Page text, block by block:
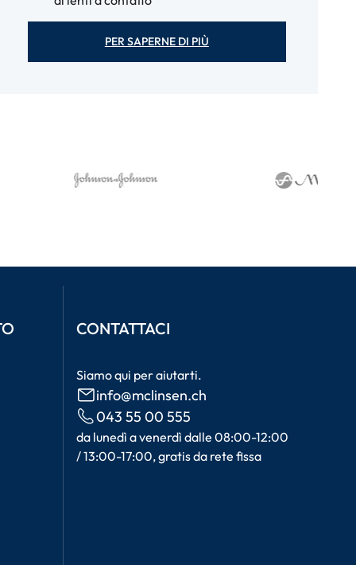
PER SAPERNE DI PIÙ
CONTATTACI
Siamo qui per aiutarti.
info@mclinsen.ch
043 55 00 555
da lunedì a venerdì dalle 08:00-12:00
/ 13:00-17:00, gratis da rete fissa